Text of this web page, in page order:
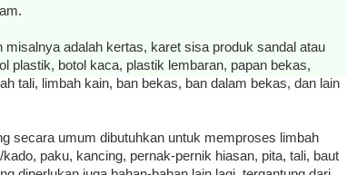
misalnya adalah kertas, karet sisa produk sandal atau
plastik, botol kaca, plastik lembaran, papan bekas,
tali, limbah kain, ban bekas, ban dalam bekas, dan lain
secara umum dibutuhkan untuk memproses limbah
paku, kancing, pernak-pernik hiasan, pita, tali, baut